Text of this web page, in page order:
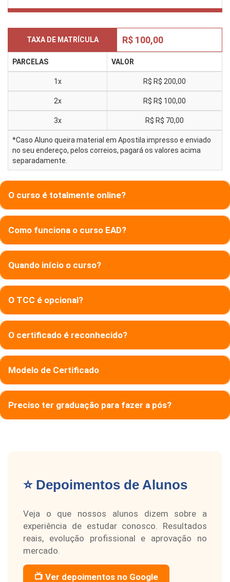
TAXA DE MATRÍCULA R$ 100,00
PARCELAS VALOR
1x R$ R$ 200,00
2x R$ R$ 100,00
3x R$ R$ 70,00
*Caso Aluno queira material em Apostila impresso e enviado
no seu endereço, pelos correios, pagará os valores acima
separadamente.
O curso é totalmente online?
Como funciona o curso EAD?
Quando início o curso?
O TCC é opcional?
O certificado é reconhecido?
Modelo de Certificado
Preciso ter graduação para fazer a pós?
⭐ Depoimentos de Alunos
Veja o que nossos alunos dizem sobre a
experiência de estudar conosco. Resultados
reais, evolução profissional e aprovação no
mercado.
📺 Ver depoimentos no Google